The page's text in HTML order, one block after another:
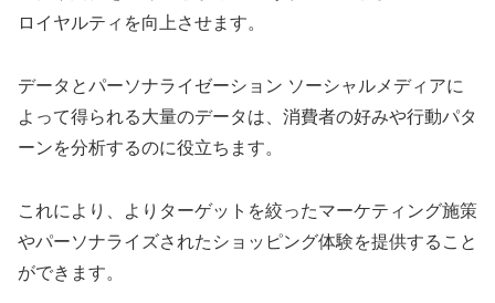
ロイヤルティを向上させます。
データとパーソナライゼーション ソーシャルメディアに
よって得られる大量のデータは、消費者の好みや行動パタ
ーンを分析するのに役立ちます。
これにより、よりターゲットを絞ったマーケティング施策
やパーソナライズされたショッピング体験を提供すること
ができます。